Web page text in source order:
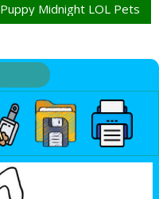
Puppy Midnight LOL Pets